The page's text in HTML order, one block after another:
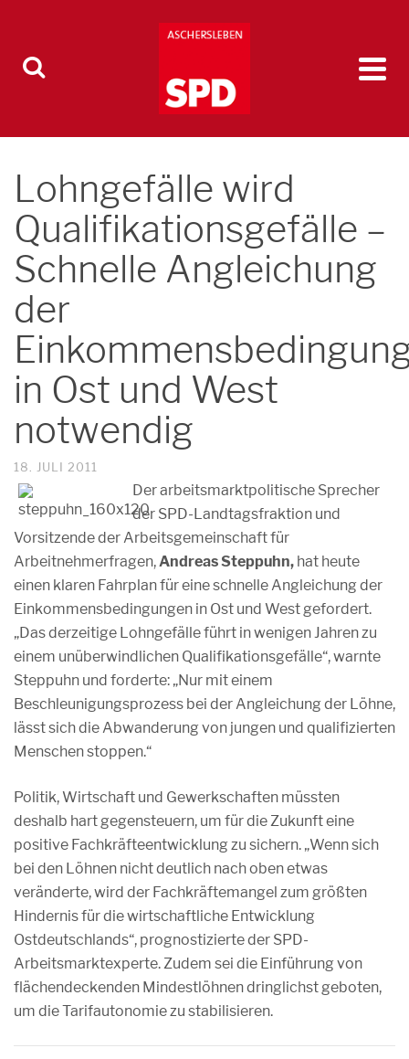
Lohngefälle wird
Qualifikationsgefälle –
Schnelle Angleichung
der
in Ost und West
notwendig
18. JULI 2011
Der arbeitsmarktpolitische Sprecher
der SPD-Landtagsfraktion und
Vorsitzende der Arbeitsgemeinschaft für
Arbeitnehmerfragen,Andreas Steppuhn, hat heute
einen klaren Fahrplan für eine schnelle Angleichung der
Einkommensbedingungen in Ost und West gefordert.
„Das derzeitige Lohngefälle führt in wenigen Jahren zu
einem unüberwindlichen Qualifikationsgefälle“, warnte
Steppuhn und forderte: „Nur mit einem
Beschleunigungsprozess bei der Angleichung der Löhne,
lässt sich die Abwanderung von jungen und qualifizierten
Menschen stoppen.“
Politik, Wirtschaft und Gewerkschaften müssten
deshalb hart gegensteuern, um für die Zukunft eine
positive Fachkräfteentwicklung zu sichern. „Wenn sich
bei den Löhnen nicht deutlich nach oben etwas
veränderte, wird der Fachkräftemangel zum größten
Hindernis für die wirtschaftliche Entwicklung
Ostdeutschlands“, prognostizierte der SPD-
Arbeitsmarktexperte. Zudem sei die Einführung von
flächendeckenden Mindestlöhnen dringlichst geboten,
um die Tarifautonomie zu stabilisieren.